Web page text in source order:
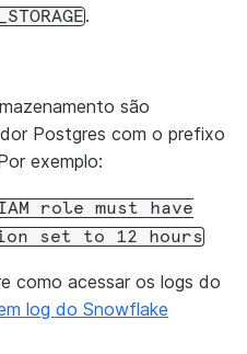
.
são
Postgres com o prefixo
exemplo:
role must
have
set to 12 hours
como acessar os logs do
log do Snowflake